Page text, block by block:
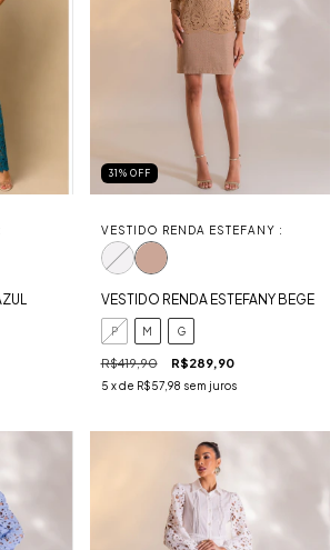
31 % OFF
VESTIDO RENDA ESTEFANY :
VESTIDO RENDA ESTEFANY BEGE
P M G
R$419,90 R$289,90
5 x de R$57,98 sem juros